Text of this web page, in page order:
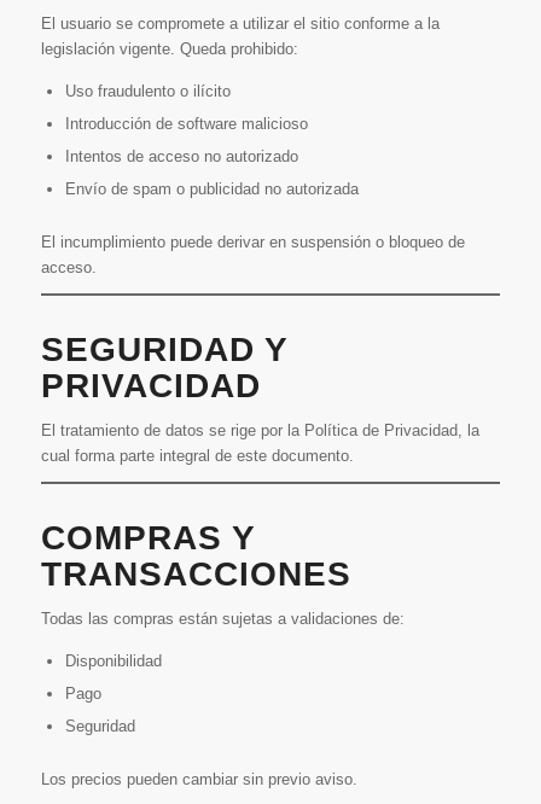
El usuario se compromete a utilizar el sitio conforme a la
legislación vigente. Queda prohibido:
Uso fraudulento o ilícito
Introducción de software malicioso
Intentos de acceso no autorizado
Envío de spam o publicidad no autorizada
El incumplimiento puede derivar en suspensión o bloqueo de
acceso.
SEGURIDAD Y
PRIVACIDAD
El tratamiento de datos se rige por la Política de Privacidad, la
cual forma parte integral de este documento.
COMPRAS Y
TRANSACCIONES
Todas las compras están sujetas a validaciones de:
Disponibilidad
Pago
Seguridad
Los precios pueden cambiar sin previo aviso.